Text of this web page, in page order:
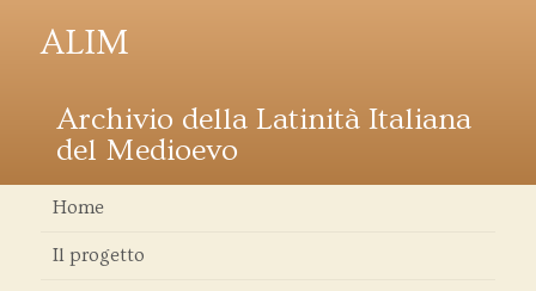
ALIM
Archivio della Latinità Italiana
del Medioevo
Home
Il progetto